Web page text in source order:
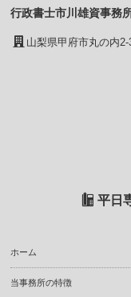
行政書士市川雄資事務
山梨県甲府市丸の内
平日
ホーム
当事務所の特徴